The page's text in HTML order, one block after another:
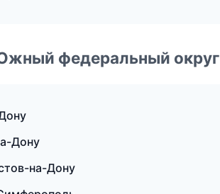
федеральный округ
Дону
на-Дону